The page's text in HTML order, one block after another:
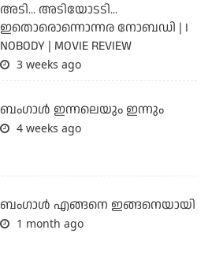
അടി... അടിയോടടി...
ഇതൊരൊന്നൊന്നര നോബഡി | I
NOBODY | MOVIE REVIEW
3 weeks ago
ബംഗാള്‍ ഇന്നലെയും ഇന്നും
4 weeks ago
ബം​ഗാൾ എങ്ങനെ ഇങ്ങനെയായി
1 month ago